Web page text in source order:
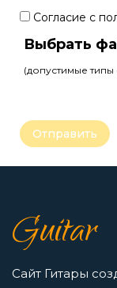
Согласие с
Выбрать
(допустимые типы
Guitar
Сайт Гитары